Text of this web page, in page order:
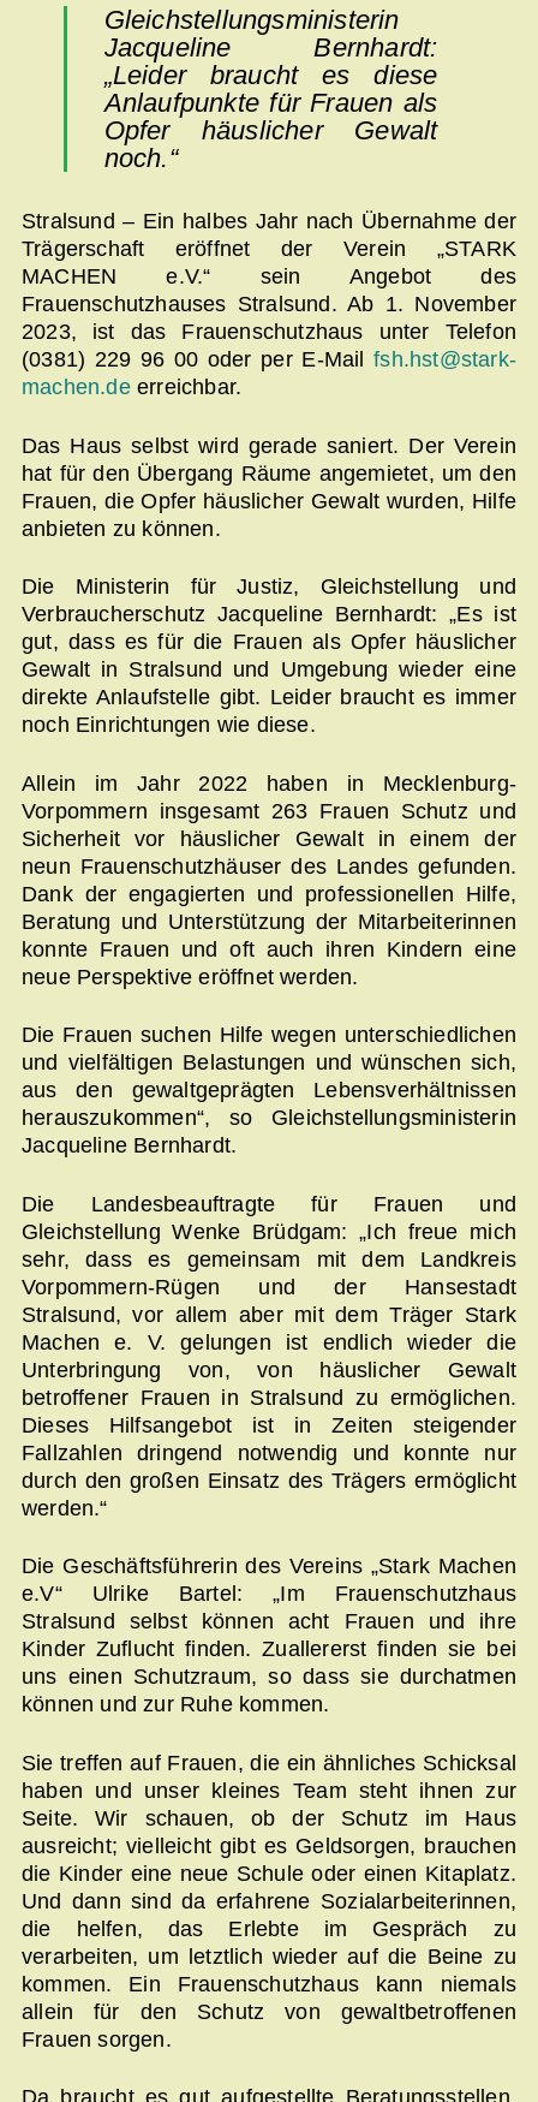
Gleichstellungsministerin
Jacqueline Bernhardt:
„Leider braucht es diese
Anlaufpunkte für Frauen als
Opfer häuslicher Gewalt
noch.“
Stralsund – Ein halbes Jahr nach Übernahme der
Trägerschaft eröffnet der Verein „STARK
MACHEN e.V.“ sein Angebot des
Frauenschutzhauses Stralsund. Ab 1. November
2023, ist das Frauenschutzhaus unter Telefon
(0381) 229 96 00 oder per E-Mailfsh.hst@stark-
machen.deerreichbar.
Das Haus selbst wird gerade saniert. Der Verein
hat für den Übergang Räume angemietet, um den
Frauen, die Opfer häuslicher Gewalt wurden, Hilfe
anbieten zu können.
Die Ministerin für Justiz, Gleichstellung und
Verbraucherschutz Jacqueline Bernhardt: „Es ist
gut, dass es für die Frauen als Opfer häuslicher
Gewalt in Stralsund und Umgebung wieder eine
direkte Anlaufstelle gibt. Leider braucht es immer
noch Einrichtungen wie diese.
Allein im Jahr 2022 haben in Mecklenburg-
Vorpommern insgesamt 263 Frauen Schutz und
Sicherheit vor häuslicher Gewalt in einem der
neun Frauenschutzhäuser des Landes gefunden.
Dank der engagierten und professionellen Hilfe,
Beratung und Unterstützung der Mitarbeiterinnen
konnte Frauen und oft auch ihren Kindern eine
neue Perspektive eröffnet werden.
Die Frauen suchen Hilfe wegen unterschiedlichen
und vielfältigen Belastungen und wünschen sich,
aus den gewaltgeprägten Lebensverhältnissen
herauszukommen“, so Gleichstellungsministerin
Jacqueline Bernhardt.
Die Landesbeauftragte für Frauen und
Gleichstellung Wenke Brüdgam: „Ich freue mich
sehr, dass es gemeinsam mit dem Landkreis
Vorpommern-Rügen und der Hansestadt
Stralsund, vor allem aber mit dem Träger Stark
Machen e. V. gelungen ist endlich wieder die
Unterbringung von, von häuslicher Gewalt
betroffener Frauen in Stralsund zu ermöglichen.
Dieses Hilfsangebot ist in Zeiten steigender
Fallzahlen dringend notwendig und konnte nur
durch den großen Einsatz des Trägers ermöglicht
werden.“
Die Geschäftsführerin des Vereins „Stark Machen
e.V“ Ulrike Bartel: „Im Frauenschutzhaus
Stralsund selbst können acht Frauen und ihre
Kinder Zuflucht finden. Zuallererst finden sie bei
uns einen Schutzraum, so dass sie durchatmen
können und zur Ruhe kommen.
Sie treffen auf Frauen, die ein ähnliches Schicksal
haben und unser kleines Team steht ihnen zur
Seite. Wir schauen, ob der Schutz im Haus
ausreicht; vielleicht gibt es Geldsorgen, brauchen
die Kinder eine neue Schule oder einen Kitaplatz.
Und dann sind da erfahrene Sozialarbeiterinnen,
die helfen, das Erlebte im Gespräch zu
verarbeiten, um letztlich wieder auf die Beine zu
kommen. Ein Frauenschutzhaus kann niemals
allein für den Schutz von gewaltbetroffenen
Frauen sorgen.